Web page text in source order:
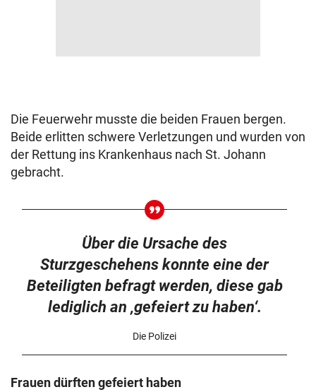
Die Feuerwehr musste die beiden Frauen bergen.
Beide erlitten schwere Verletzungen und wurden von
der Rettung ins Krankenhaus nach St. Johann
gebracht.
Über die Ursache des
Sturzgeschehens konnte eine der
Beteiligten befragt werden, diese gab
lediglich an ‚gefeiert zu haben‘.
Die Polizei
Frauen dürften gefeiert haben